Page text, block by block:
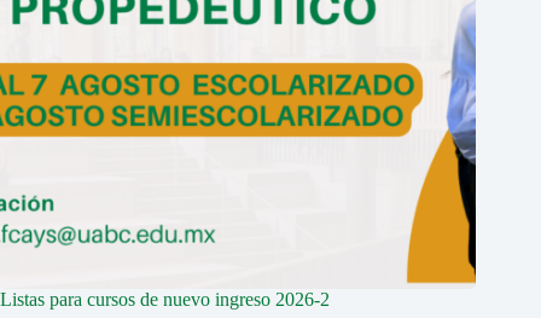
Listas para cursos de nuevo ingreso 2026-2